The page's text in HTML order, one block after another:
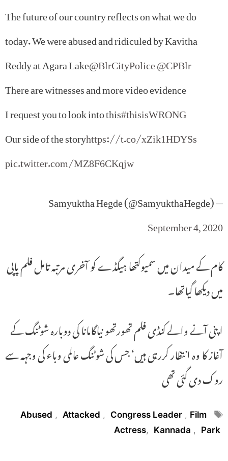
The future of our country reflects on what we do
today. We were abused and ridiculed by Kavitha
Reddy at Agara Lake@BlrCityPolice@CPBlr
There are witnesses and more video evidence
I request you to look into this#thisisWRONG
Our side of the storyhttps://t.co/xZik1HDYSs
pic.twitter.com/MZ8F6CKqjw
— Samyuktha Hegde (@SamyukthaHegde)
September 4, 2020
کام کے میدان میں سمیوکتھا ہیگڈے کو آخری مرتبہ تامل فلم پاپی
میں دیکھا گیاتھا۔
اپنی آنے والے کنڈی فلم تھورتھو نیاگامانا کی دوبارہ شوٹنگ کے
آغاز کا وہ انتظار کررہی ہیں‘ جس کی شوٹنگ عالمی وباء کی وجہہ سے
روک دی گئی تھی
Tags
Abused , Attacked , Congress Leader , Film
Actress, Kannada , Park